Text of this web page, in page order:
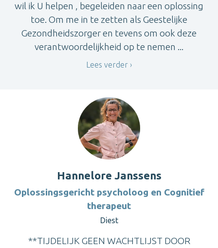
wil ik U helpen , begeleiden naar een oplossing
toe. Om me in te zetten als Geestelijke
Gezondheidszorger en tevens om ook deze
verantwoordelijkheid op te nemen ...
Lees verder
Hannelore Janssens
Oplossingsgericht psycholoog en Cognitief
therapeut
Diest
**TIJDELIJK GEEN WACHTLIJST DOOR